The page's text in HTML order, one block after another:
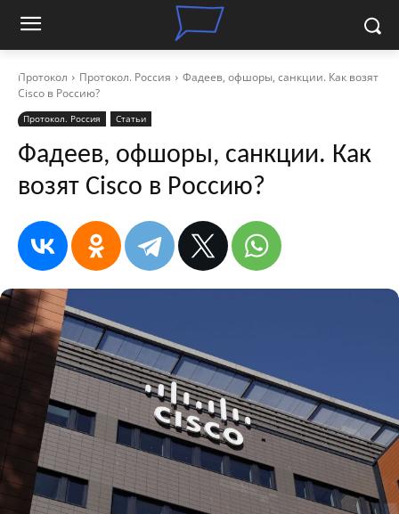
Протокол Протокол. Россия
Фадеев, офшоры, санкции. Как возят
Cisco в Россию?
Протокол. Россия Статьи
Фадеев, офшоры, санкции. Как
возят Cisco в Россию?